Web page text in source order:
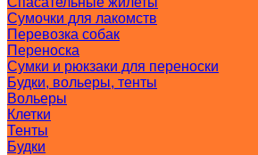
Сумочки для лакомств
Перевозка собак
Переноска
Сумки и рюкзаки для переноски
Будки, вольеры, тенты
Вольеры
Клетки
Тенты
Будки